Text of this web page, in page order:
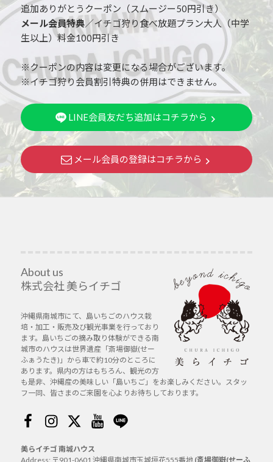
追加ありがとうクーポン（スムージー50円引き）
メール会員特典／イチゴ狩り食べ放題プラン大人（中学
生以上）料金100円引き
※クーポンの内容は変更になる場合がございます。
※イチゴ狩り会員割引特典の併用はできません。
LINE会員友だち追加はコチラから
メール会員の登録はコチラから
About us
株式会社 美らイチゴ
沖縄県南城市にて、島いちごのハウス栽
培・加工・販売及び観光事業を行っており
ます。島いちごの摘み取り体験ができる南
城市のハウスは世界遺産「斎場御嶽(せー
ふぁうたき)」から車で約10分のところに
あります。県内の方はもちろん、観光の方
も是非、沖縄産の美味しい「島いちご」をお楽しみください。スタッ
フ一同、皆さまのご来園を心よりお待ちしております。
Facebook
Instagram
Twitter
Youtube
Line
美らイチゴ 南城ハウス
Address: 〒901-0601 沖縄県南城市玉城垣花555番地 (斎場御嶽(せーふ